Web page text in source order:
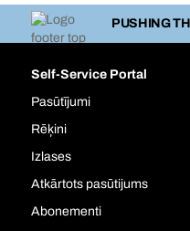
PUSHING
Self-Service Portal
Pasūtījumi
Rēķini
Izlases
Atkārtots pasūtijums
Abonementi